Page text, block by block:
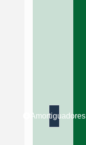
Amortiguadores